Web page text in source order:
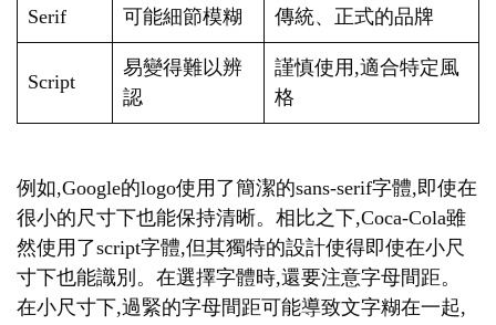
Serif 可能細節模糊 傳統、正式的品牌
Script
易變得難以辨
認
謹慎使用,適合特定風
格
例如,Google的logo使用了簡潔的sans-serif字體,即使在
很小的尺寸下也能保持清晰。相比之下,Coca-Cola雖
然使用了script字體,但其獨特的設計使得即使在小尺
寸下也能識別。在選擇字體時,還要注意字母間距。
在小尺寸下,過緊的字母間距可能導致文字糊在一起,